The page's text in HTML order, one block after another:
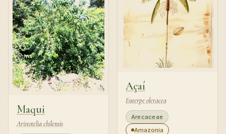
Maqui
Aristotelia chilensis
Açaí
Euterpe oleracea
Arecaceae
Amazonia